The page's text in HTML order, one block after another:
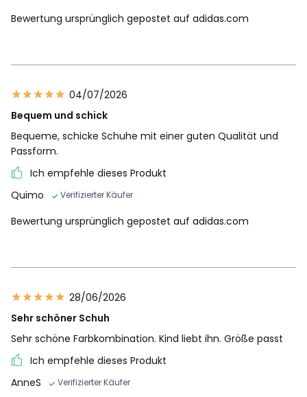
Bewertung ursprünglich gepostet auf adidas.com
04/07/2026
Bequem und schick
Bequeme, schicke Schuhe mit einer guten Qualität und
Passform.
Ich empfehle dieses Produkt
Quimo
Verifizierter Käufer
Bewertung ursprünglich gepostet auf adidas.com
28/06/2026
Sehr schöner Schuh
Sehr schöne Farbkombination. Kind liebt ihn. Größe passt
Ich empfehle dieses Produkt
AnneS
Verifizierter Käufer